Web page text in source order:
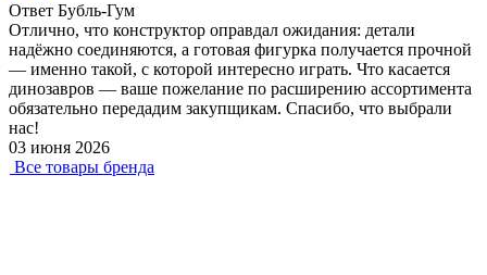
Ответ Бубль-Гум
Отлично, что конструктор оправдал ожидания: детали
надёжно соединяются, а готовая фигурка получается прочной
— именно такой, с которой интересно играть. Что касается
динозавров — ваше пожелание по расширению ассортимента
обязательно передадим закупщикам. Спасибо, что выбрали
нас!
03 июня 2026
Все товары бренда